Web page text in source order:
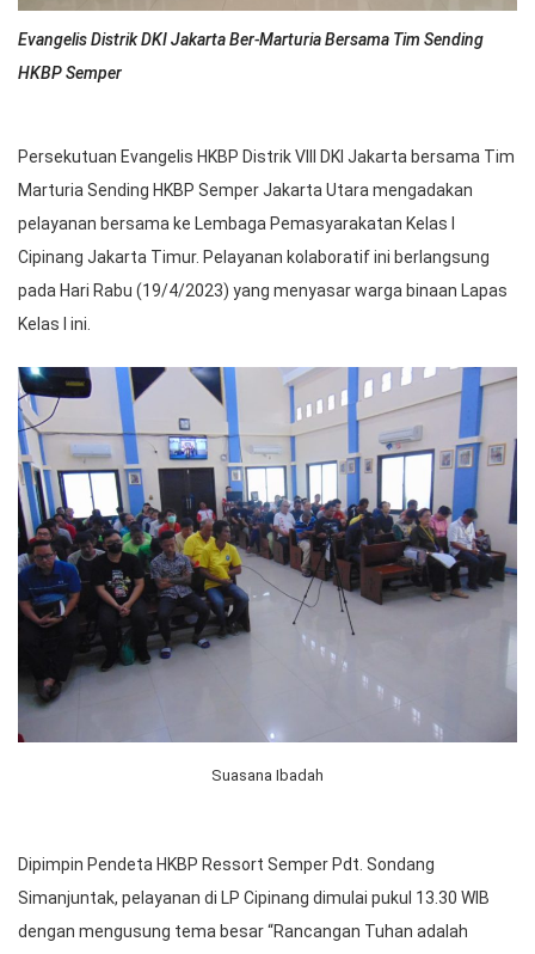
Evangelis Distrik DKI Jakarta Ber-Marturia Bersama Tim Sending
HKBP Semper
Persekutuan Evangelis HKBP Distrik VIII DKI Jakarta bersama Tim
Marturia Sending HKBP Semper Jakarta Utara mengadakan
pelayanan bersama ke Lembaga Pemasyarakatan Kelas I
Cipinang Jakarta Timur. Pelayanan kolaboratif ini berlangsung
pada Hari Rabu (19/4/2023) yang menyasar warga binaan Lapas
Kelas I ini.
Suasana Ibadah
Dipimpin Pendeta HKBP Ressort Semper Pdt. Sondang
Simanjuntak, pelayanan di LP Cipinang dimulai pukul 13.30 WIB
dengan mengusung tema besar “Rancangan Tuhan adalah